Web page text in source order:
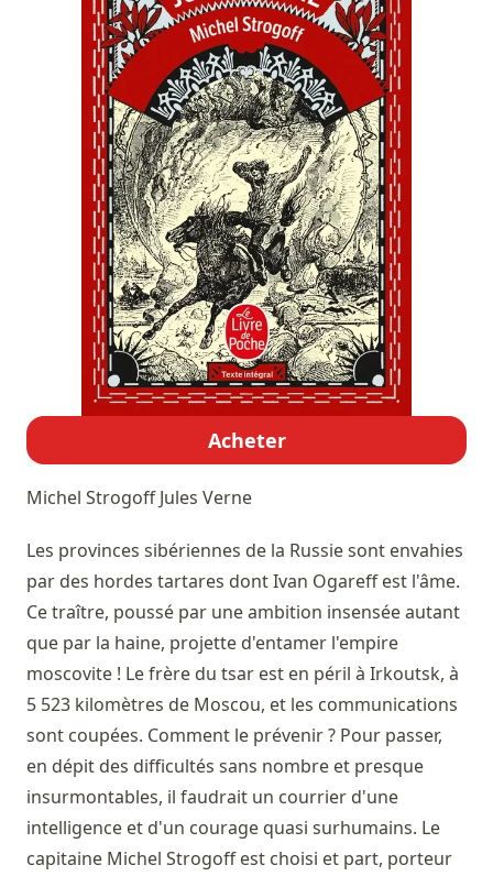
Acheter
Michel StrogoffJules Verne
Les provinces sibériennes de la Russie sont envahies
par des hordes tartares dont Ivan Ogareff est l'âme.
Ce traître, poussé par une ambition insensée autant
que par la haine, projette d'entamer l'empire
moscovite ! Le frère du tsar est en péril à Irkoutsk, à
5 523 kilomètres de Moscou, et les communications
sont coupées. Comment le prévenir ? Pour passer,
en dépit des difficultés sans nombre et presque
insurmontables, il faudrait un courrier d'une
intelligence et d'un courage quasi surhumains. Le
capitaine Michel Strogoff est choisi et part, porteur